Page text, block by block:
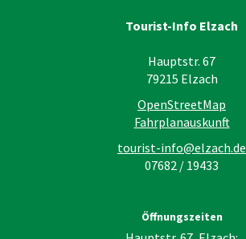
Tourist-Info Elzach
Hauptstr. 67
79215 Elzach
OpenStreetMap
Fahrplanauskunft
tourist-info@elzach.de
07682 / 19433
Öffnungszeiten